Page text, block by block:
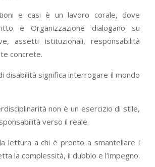
e casi è un lavoro corale, dove
e Organizzazione dialogano su
assetti istituzionali, responsabilità
concrete.
disabilità significa interrogare il mondo
non è un esercizio di stile,
verso il reale.
lettura a chi è pronto a smantellare i
la complessità, il dubbio e l’impegno.